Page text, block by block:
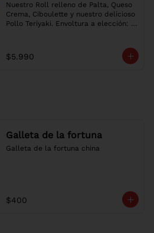
Nuestro Roll relleno de Palta, Queso
Crema, Ciboulette y nuestro delicioso
Pollo Teriyaki. Envoltura a elección:
Avocado, Cream Cheese, Chives & our
delicious Teriyaki Chicken. Choice of
$5.990
Galleta de la fortuna
Galleta de la fortuna china
$400